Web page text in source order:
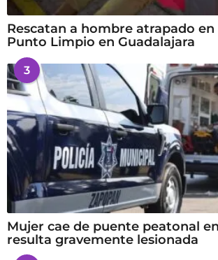
Rescatan a hombre atrapado
Punto Limpio en Guadalajara
3
Mujer cae de puente peatonal
resulta gravemente lesionada